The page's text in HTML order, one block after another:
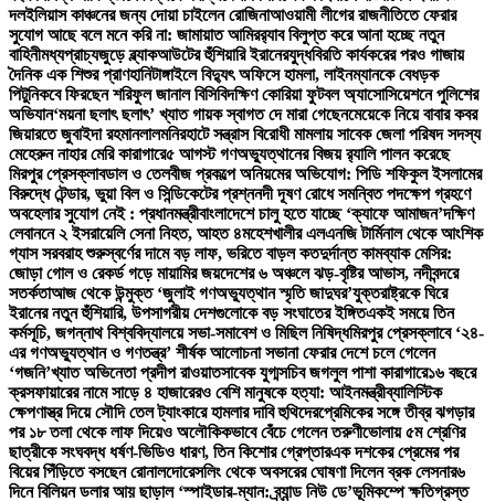
দলইলিয়াস কাঞ্চনের জন্য দোয়া চাইলেন রোজিনাআওয়ামী লীগের রাজনীতিতে ফেরার
সুযোগ আছে বলে মনে করি না: জামায়াত আমিরর‍্যাব বিলুপ্ত করে আনা হচ্ছে নতুন
বাহিনীমধ্যপ্রাচ্যজুড়ে ব্ল্যাকআউটের হুঁশিয়ারি ইরানেরযুদ্ধবিরতি কার্যকরের পরও গাজায়
দৈনিক এক শিশুর প্রাণহানিটাঙ্গাইলে বিদ্যুৎ অফিসে হামলা, লাইনম্যানকে বেধড়ক
পিটুনিকবে ফিরছেন শরিফুল জানাল বিসিবিদক্ষিণ কোরিয়া ফুটবল অ্যাসোসিয়েশনে পুলিশের
অভিযান‘ময়না ছলাৎ ছলাৎ’ খ্যাত গায়ক স্বাগত দে মারা গেছেনমেয়েকে নিয়ে বাবার কবর
জিয়ারতে জুবাইদা রহমানলালমনিরহাটে সন্ত্রাস বিরোধী মামলায় সাবেক জেলা পরিষদ সদস্য
মেহেরুন নাহার মেরি কারাগারে৫ আগস্ট গণঅভ্যুত্থানের বিজয় র‍্যালি পালন করেছে
মিরপুর প্রেসক্লাবডাল ও তেলবীজ প্রকল্পে অনিয়মের অভিযোগ: পিডি শফিকুল ইসলামের
বিরুদ্ধে টেন্ডার, ভুয়া বিল ও সিন্ডিকেটের প্রশ্ননদী দূষণ রোধে সমন্বিত পদক্ষেপ গ্রহণে
অবহেলার সুযোগ নেই : প্রধানমন্ত্রীবাংলাদেশে চালু হতে যাচ্ছে ‘ক্যাফে আমাজন’দক্ষিণ
লেবাননে ২ ইসরায়েলি সেনা নিহত, আহত ৪মহেশখালীর এলএনজি টার্মিনাল থেকে আংশিক
গ্যাস সরবরাহ শুরুস্বর্ণের দামে বড় লাফ, ভরিতে বাড়ল কতদুর্দান্ত কামব্যাক মেসির:
জোড়া গোল ও রেকর্ড গড়ে মায়ামির জয়দেশের ৬ অঞ্চলে ঝড়-বৃষ্টির আভাস, নদীবন্দরে
সতর্কতাআজ থেকে উন্মুক্ত ‘জুলাই গণঅভ্যুত্থান স্মৃতি জাদুঘর’যুক্তরাষ্ট্রকে ঘিরে
ইরানের নতুন হুঁশিয়ারি, উপসাগরীয় দেশগুলোকে বড় সংঘাতের ইঙ্গিতএকই সময়ে তিন
কর্মসূচি, জগন্নাথ বিশ্ববিদ্যালয়ে সভা-সমাবেশ ও মিছিল নিষিদ্ধমিরপুর প্রেসক্লাবে ‘২৪-
এর গণঅভ্যুত্থান ও গণতন্ত্র’ শীর্ষক আলোচনা সভানা ফেরার দেশে চলে গেলেন
‘গজনি’খ্যাত অভিনেতা প্রদীপ রাওয়াতসাবেক যুগ্মসচিব জগলুল পাশা কারাগারে১৬ বছরে
ক্রসফায়ারের নামে সাড়ে ৪ হাজারেরও বেশি মানুষকে হত্যা: আইনমন্ত্রীব্যালিস্টিক
ক্ষেপণাস্ত্র দিয়ে সৌদি তেল ট্যাংকারে হামলার দাবি হুথিদেরপ্রেমিকের সঙ্গে তীব্র ঝগড়ার
পর ১৮ তলা থেকে লাফ দিয়েও অলৌকিকভাবে বেঁচে গেলেন তরুণীভোলায় ৫ম শ্রেণির
ছাত্রীকে সংঘবদ্ধ ধর্ষণ-ভিডিও ধারণ, তিন কিশোর গ্রেপ্তারএক দশকের প্রেমের পর
বিয়ের পিঁড়িতে বসছেন রোনালদোরেসলিং থেকে অবসরের ঘোষণা দিলেন ব্রক লেসনার৬
দিনে বিলিয়ন ডলার আয় ছাড়াল ‘স্পাইডার-ম্যান: ব্র্যান্ড নিউ ডে’ভূমিকম্পে ক্ষতিগ্রস্ত